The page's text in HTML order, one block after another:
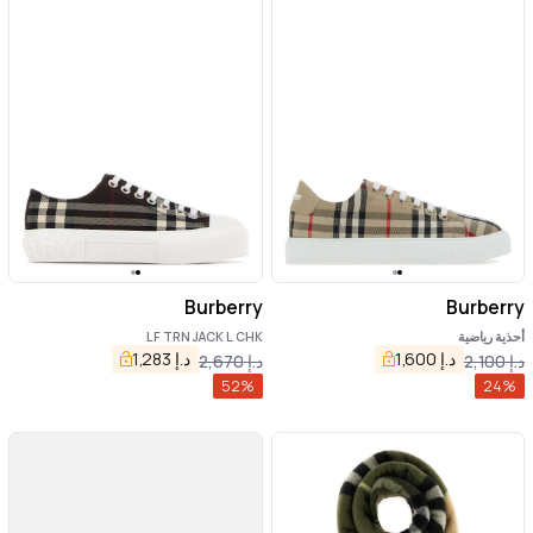
Burberry
أحذية رياضية
د.إ2,100 د.إ 1,600
24%
Burberry
LF TRN JACK L CHK
د.إ2,670 د.إ 1,283
52%